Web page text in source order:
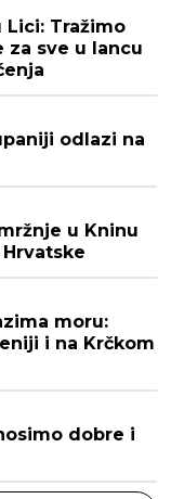
Lici: Tražimo
za sve u lancu
odlazi na
u Kninu
moru:
i na Krčkom
dobre i